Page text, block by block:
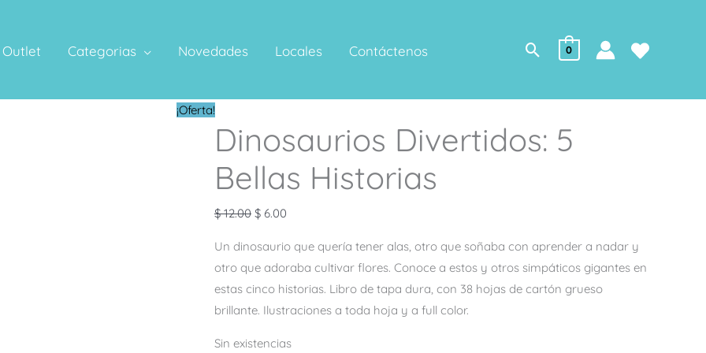
Outlet Categorias Novedades Locales Contáctenos Buscar
0
¡Oferta!
Dinosaurios Divertidos: 5
Bellas Historias
$12.00
original
era:
$ 12.00.
$ 6.00
actual
es:
$ 6.00.
Un dinosaurio que quería tener alas, otro que soñaba con aprender a nadar y
otro que adoraba cultivar flores. Conoce a estos y otros simpáticos gigantes en
estas cinco historias. Libro de tapa dura, con 38 hojas de cartón grueso
brillante. Ilustraciones a toda hoja y a full color.
Sin existencias